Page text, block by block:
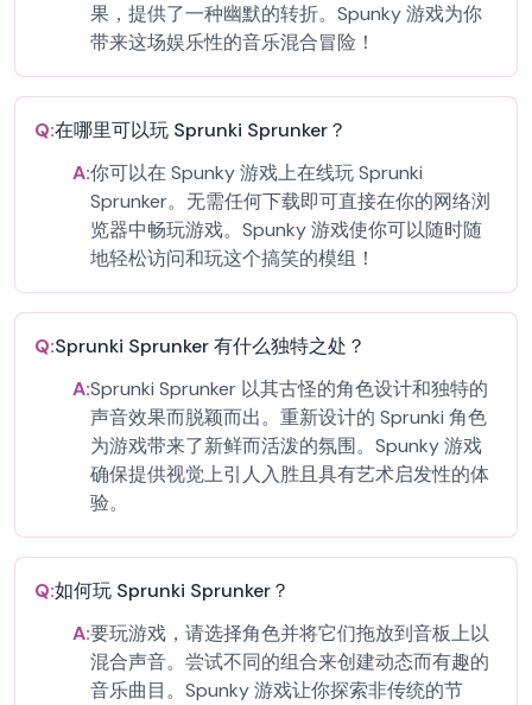
果，提供了一种幽默的转折。Spunky 游戏为你
带来这场娱乐性的音乐混合冒险！
Q:在哪里可以玩 Sprunki Sprunker？
A:你可以在 Spunky 游戏上在线玩 Sprunki
Sprunker。无需任何下载即可直接在你的网络浏
览器中畅玩游戏。Spunky 游戏使你可以随时随
地轻松访问和玩这个搞笑的模组！
Q:Sprunki Sprunker 有什么独特之处？
A:Sprunki Sprunker 以其古怪的角色设计和独特的
声音效果而脱颖而出。重新设计的 Sprunki 角色
为游戏带来了新鲜而活泼的氛围。Spunky 游戏
确保提供视觉上引人入胜且具有艺术启发性的体
验。
Q:如何玩 Sprunki Sprunker？
A:要玩游戏，请选择角色并将它们拖放到音板上以
混合声音。尝试不同的组合来创建动态而有趣的
音乐曲目。Spunky 游戏让你探索非传统的节